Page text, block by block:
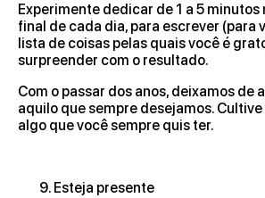
Experimente dedicar de 1 a 5 minutos
final de cada dia, para escrever (para
lista de coisas pelas quais você é
surpreender com o resultado.
Com o passar dos anos, deixamos de
aquilo que sempre desejamos.
algo que você sempre quis ter.
Esteja presente